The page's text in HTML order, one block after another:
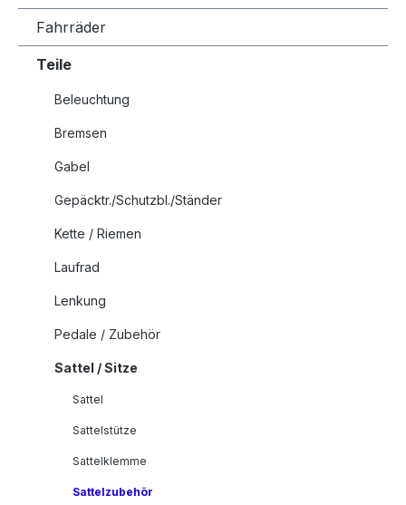
Fahrräder
Teile
Beleuchtung
Bremsen
Gabel
Gepäcktr./Schutzbl./Ständer
Kette / Riemen
Laufrad
Lenkung
Pedale / Zubehör
Sattel / Sitze
Sattel
Sattelstütze
Sattelklemme
Sattelzubehör